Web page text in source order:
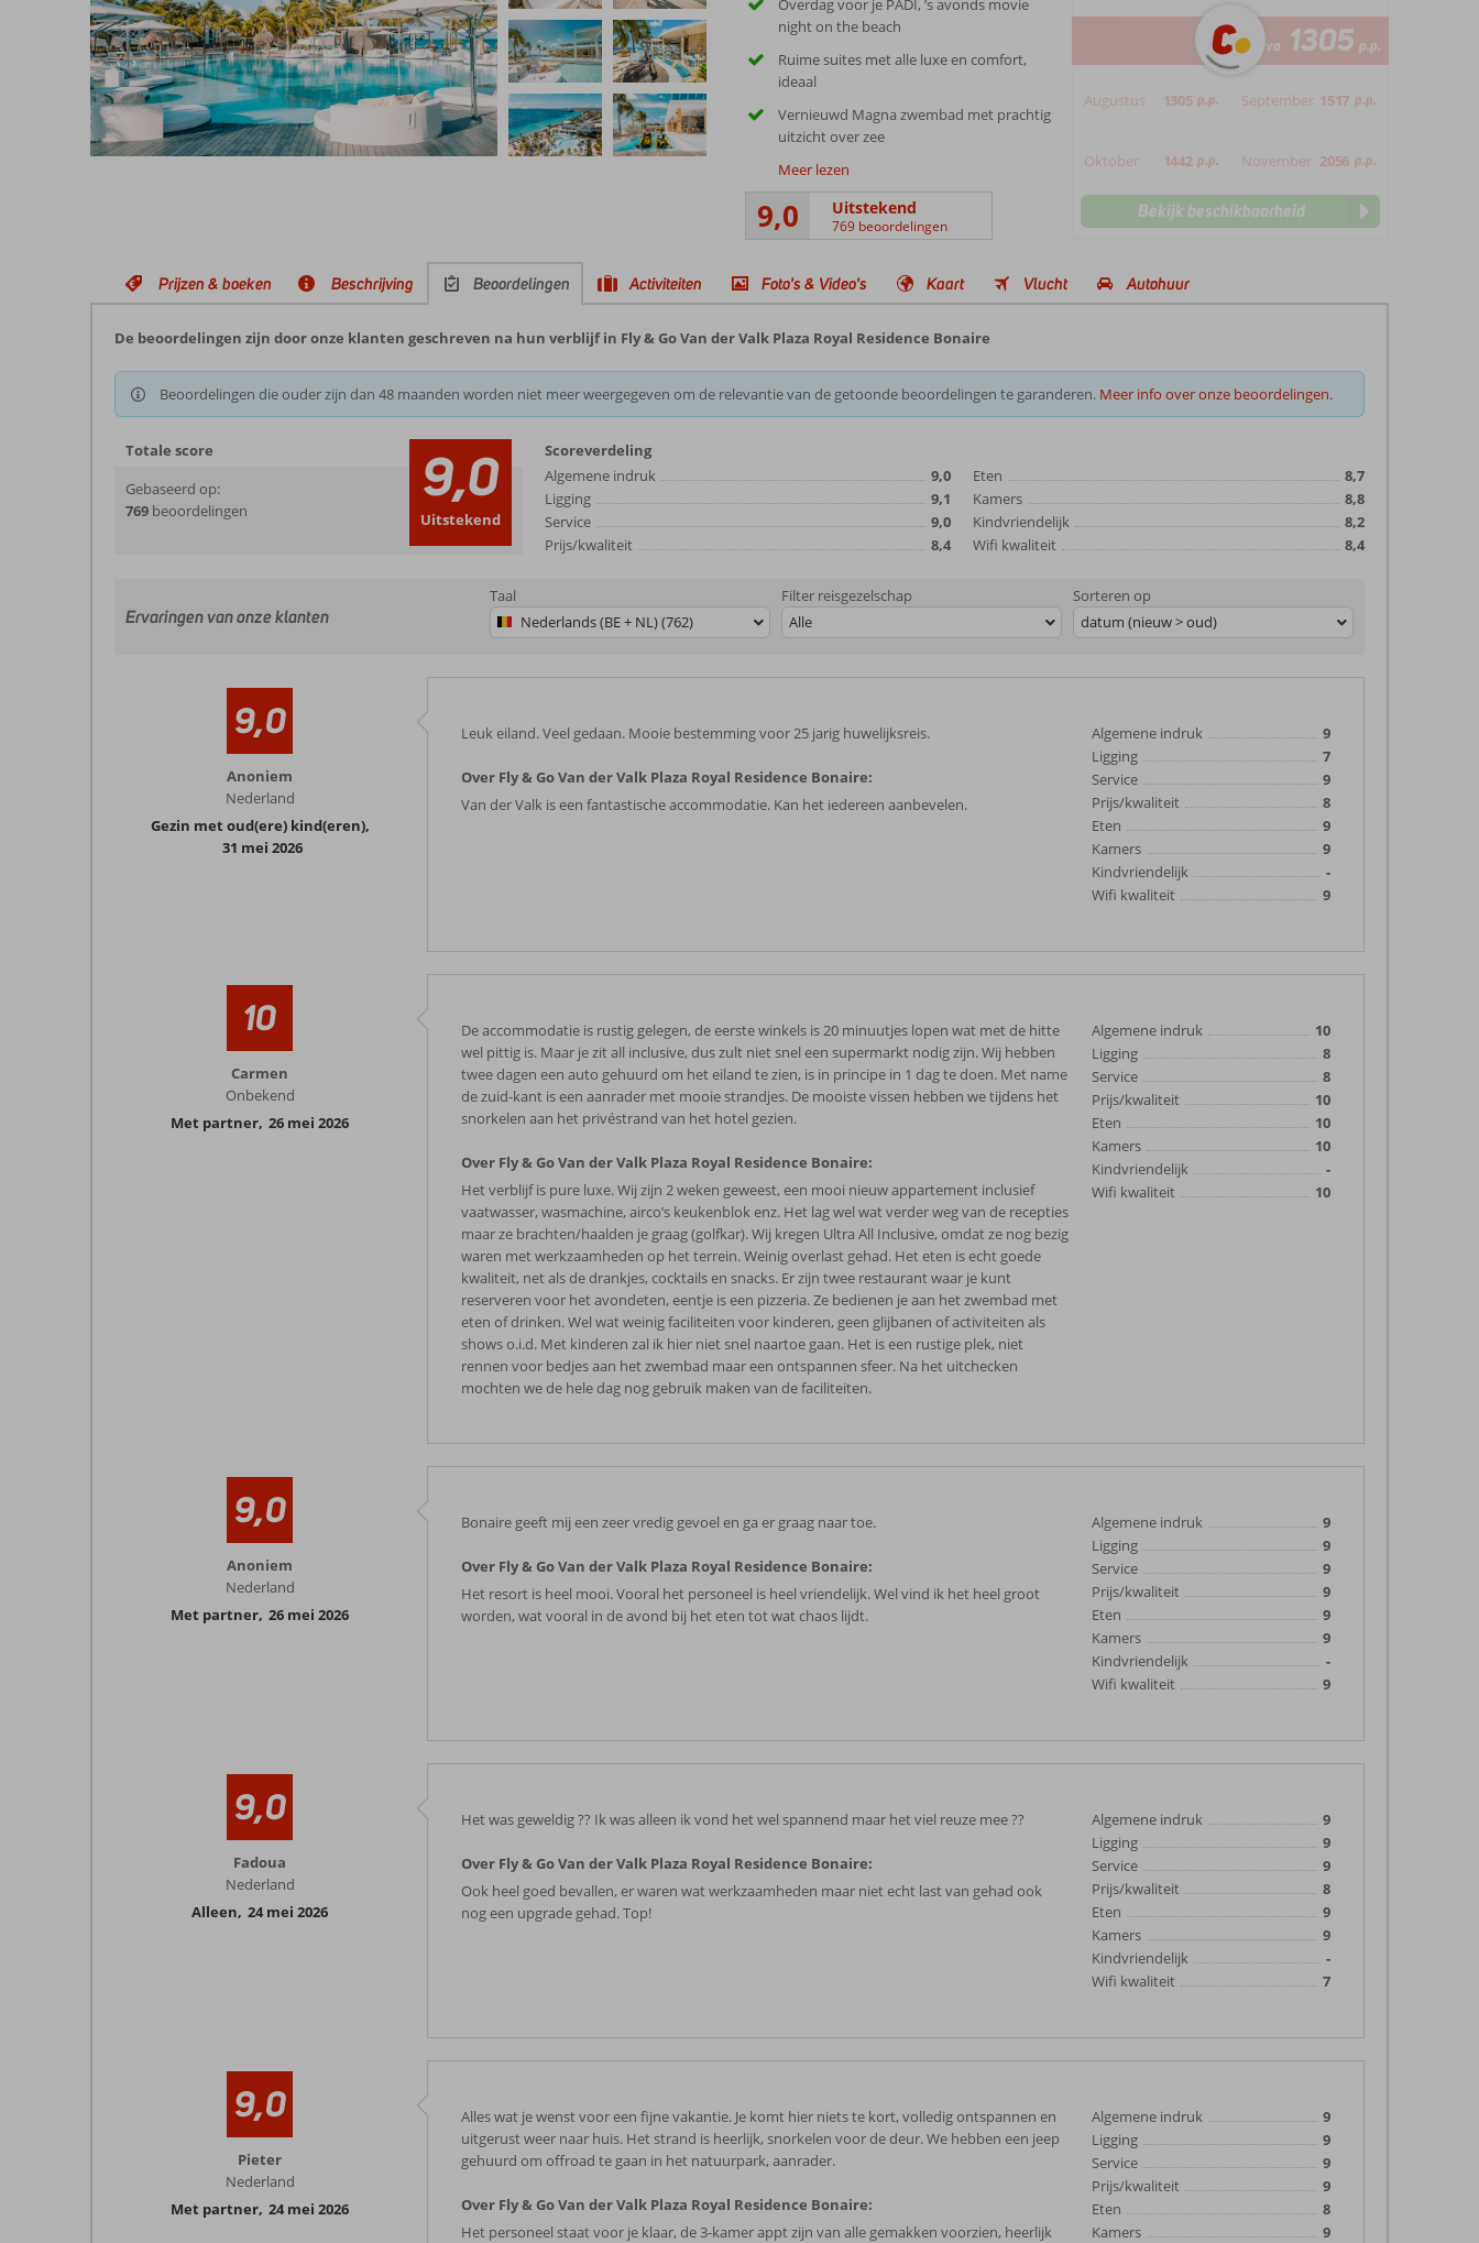
Overdag voor je PADI, ’s avonds movie
night on the beach
Ruime suites met alle luxe en comfort,
ideaal
Vernieuwd Magna zwembad met prachtig
uitzicht over zee
Meer lezen
9,0 Uitstekend
769 beoordelingen
va 1305 p.p.
Augustus 1305 p.p. September 1517 p.p.
Oktober 1442 p.p. November 2056 p.p.
Bekijk beschikbaarheid
Prijzen & boeken Beschrijving Beoordelingen Activiteiten Foto's & Video's Kaart Vlucht Autohuur
De beoordelingen zijn door onze klanten geschreven na hun verblijf in Fly & Go Van der Valk Plaza Royal Residence Bonaire
Beoordelingen die ouder zijn dan 48 maanden worden niet meer weergegeven om de relevantie van de getoonde beoordelingen te garanderen. Meer info over onze beoordelingen.
Totale score
Gebaseerd op:
769 beoordelingen 9,0
Uitstekend
Scoreverdeling
Algemene indruk
9,0
Ligging
9,1
Service
9,0
Prijs/kwaliteit
8,4
Eten
8,7
Kamers
8,8
Kindvriendelijk
8,2
Wifi kwaliteit
8,4
Ervaringen van onze klanten
Taal
Nederlands (BE + NL) (762)
Filter reisgezelschap
Alle
Sorteren op
datum (nieuw > oud)
9,0
Anoniem
Nederland
Gezin met oud(ere) kind(eren),
31 mei 2026
Leuk eiland. Veel gedaan. Mooie bestemming voor 25 jarig huwelijksreis.
Over Fly & Go Van der Valk Plaza Royal Residence Bonaire:
Van der Valk is een fantastische accommodatie. Kan het iedereen aanbevelen.
Algemene indruk
9
Ligging
7
Service
9
Prijs/kwaliteit
8
Eten
9
Kamers
9
Kindvriendelijk
-
Wifi kwaliteit
9
10
Carmen
Onbekend
Met partner, 26 mei 2026
De accommodatie is rustig gelegen, de eerste winkels is 20 minuutjes lopen wat met de hitte
wel pittig is. Maar je zit all inclusive, dus zult niet snel een supermarkt nodig zijn. Wij hebben
twee dagen een auto gehuurd om het eiland te zien, is in principe in 1 dag te doen. Met name
de zuid-kant is een aanrader met mooie strandjes. De mooiste vissen hebben we tijdens het
snorkelen aan het privéstrand van het hotel gezien.
Over Fly & Go Van der Valk Plaza Royal Residence Bonaire:
Het verblijf is pure luxe. Wij zijn 2 weken geweest, een mooi nieuw appartement inclusief
vaatwasser, wasmachine, airco’s keukenblok enz. Het lag wel wat verder weg van de recepties
maar ze brachten/haalden je graag (golfkar). Wij kregen Ultra All Inclusive, omdat ze nog bezig
waren met werkzaamheden op het terrein. Weinig overlast gehad. Het eten is echt goede
kwaliteit, net als de drankjes, cocktails en snacks. Er zijn twee restaurant waar je kunt
reserveren voor het avondeten, eentje is een pizzeria. Ze bedienen je aan het zwembad met
eten of drinken. Wel wat weinig faciliteiten voor kinderen, geen glijbanen of activiteiten als
shows o.i.d. Met kinderen zal ik hier niet snel naartoe gaan. Het is een rustige plek, niet
rennen voor bedjes aan het zwembad maar een ontspannen sfeer. Na het uitchecken
mochten we de hele dag nog gebruik maken van de faciliteiten.
Algemene indruk
10
Ligging
8
Service
8
Prijs/kwaliteit
10
Eten
10
Kamers
10
Kindvriendelijk
-
Wifi kwaliteit
10
9,0
Anoniem
Nederland
Met partner, 26 mei 2026
Bonaire geeft mij een zeer vredig gevoel en ga er graag naar toe.
Over Fly & Go Van der Valk Plaza Royal Residence Bonaire:
Het resort is heel mooi. Vooral het personeel is heel vriendelijk. Wel vind ik het heel groot
worden, wat vooral in de avond bij het eten tot wat chaos lijdt.
Algemene indruk
9
Ligging
9
Service
9
Prijs/kwaliteit
9
Eten
9
Kamers
9
Kindvriendelijk
-
Wifi kwaliteit
9
9,0
Fadoua
Nederland
Alleen, 24 mei 2026
Het was geweldig ?? Ik was alleen ik vond het wel spannend maar het viel reuze mee ??
Over Fly & Go Van der Valk Plaza Royal Residence Bonaire:
Ook heel goed bevallen, er waren wat werkzaamheden maar niet echt last van gehad ook
nog een upgrade gehad. Top!
Algemene indruk
9
Ligging
9
Service
9
Prijs/kwaliteit
8
Eten
9
Kamers
9
Kindvriendelijk
-
Wifi kwaliteit
7
9,0
Pieter
Nederland
Met partner, 24 mei 2026
Alles wat je wenst voor een fijne vakantie. Je komt hier niets te kort, volledig ontspannen en
uitgerust weer naar huis. Het strand is heerlijk, snorkelen voor de deur. We hebben een jeep
gehuurd om offroad te gaan in het natuurpark, aanrader.
Over Fly & Go Van der Valk Plaza Royal Residence Bonaire:
Het personeel staat voor je klaar, de 3-kamer appt zijn van alle gemakken voorzien, heerlijk
Algemene indruk
9
Ligging
9
Service
9
Prijs/kwaliteit
9
Eten
8
Kamers
9